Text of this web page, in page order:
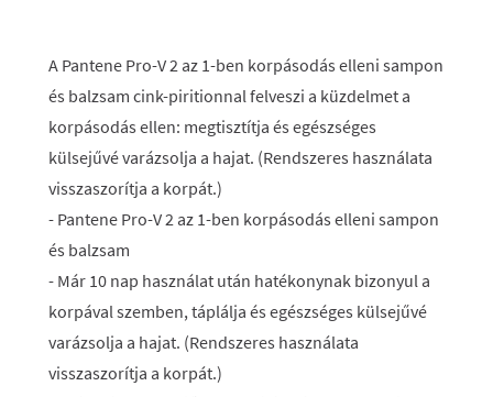
A Pantene Pro-V 2 az 1-ben korpásodás elleni sampon
és balzsam cink-piritionnal felveszi a küzdelmet a
korpásodás ellen: megtisztítja és egészséges
külsejűvé varázsolja a hajat. (Rendszeres használata
visszaszorítja a korpát.)
- Pantene Pro-V 2 az 1-ben korpásodás elleni sampon
és balzsam
- Már 10 nap használat után hatékonynak bizonyul a
korpával szemben, táplálja és egészséges külsejűvé
varázsolja a hajat. (Rendszeres használata
visszaszorítja a korpát.)